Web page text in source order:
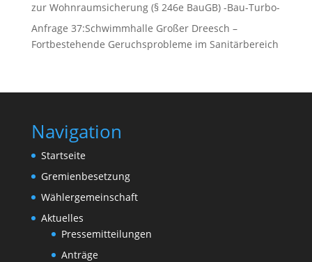
zur Wohnraumsicherung (§ 246e BauGB) -Bau-Turbo-
Anfrage 37:Schwimmhalle Großer Dreesch –
Fortbestehende Geruchsprobleme im Sanitärbereich
Navigation
Startseite
Gremienbesetzung
Wählergemeinschaft
Aktuelles
Pressemitteilungen
Anträge